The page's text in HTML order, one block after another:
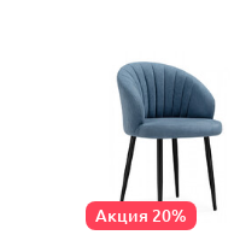
Акция 20%